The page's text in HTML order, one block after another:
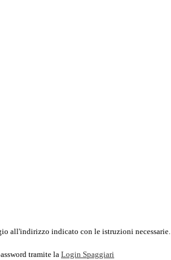
all'indirizzo indicato con le istruzioni necessarie.
tramite la Login Spaggiari